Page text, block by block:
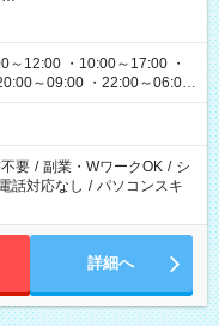
12:00 ・10:00～17:00 ・
～09:00 ・22:00～06:00
要 / 副業・WワークOK / シ
電話対応なし / パソコンスキ
詳細へ